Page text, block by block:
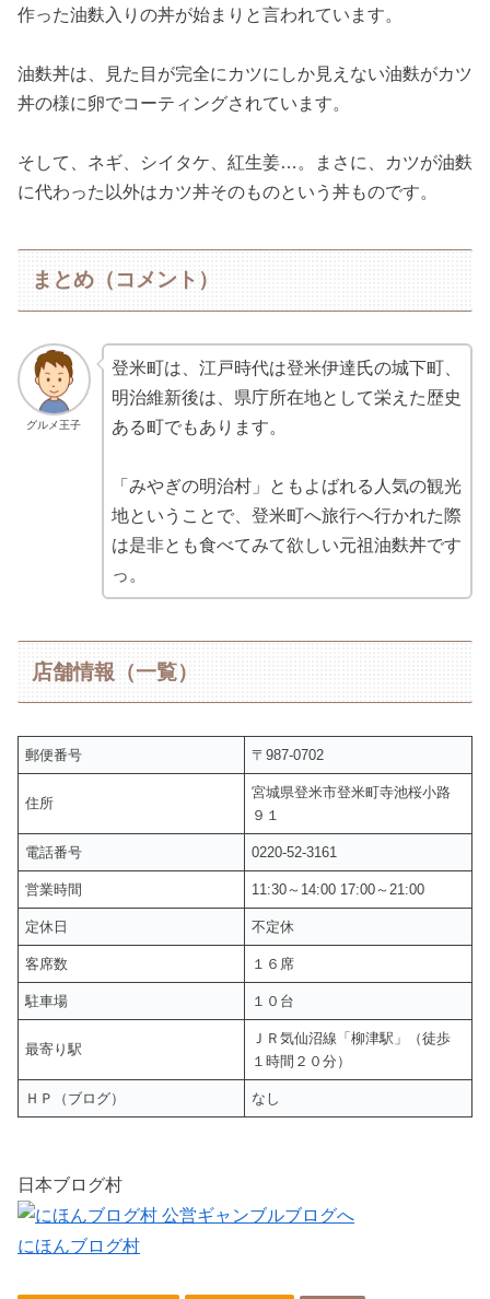
作った油麩入りの丼が始まりと言われています。
油麩丼は、見た目が完全にカツにしか見えない油麩がカツ
丼の様に卵でコーティングされています。
そして、ネギ、シイタケ、紅生姜…。まさに、カツが油麩
に代わった以外はカツ丼そのものという丼ものです。
まとめ（コメント）
グルメ王子
登米町は、江戸時代は登米伊達氏の城下町、
明治維新後は、県庁所在地として栄えた歴史
ある町でもあります。
「みやぎの明治村」ともよばれる人気の観光
地ということで、登米町へ旅行へ行かれた際
は是非とも食べてみて欲しい元祖油麩丼です
っ。
店舗情報（一覧）
郵便番号 〒987-0702
住所
宮城県登米市登米町寺池桜小路
９１
電話番号 0220-52-3161
営業時間 11:30～14:00 17:00～21:00
定休日 不定休
客席数 １６席
駐車場 １０台
最寄り駅
ＪＲ気仙沼線「柳津駅」（徒歩
１時間２０分）
ＨＰ（ブログ） なし
日本ブログ村
にほんブログ村